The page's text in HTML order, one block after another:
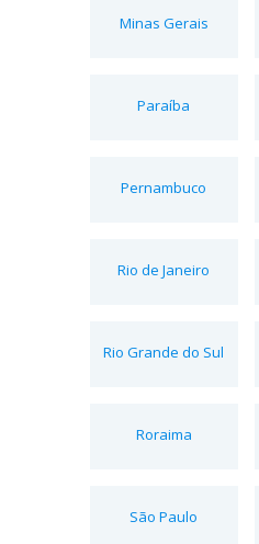
Minas Gerais
Paraíba
Pernambuco
Rio de Janeiro
Rio Grande do Sul
Roraima
São Paulo